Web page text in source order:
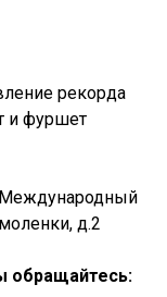
рекорда
и фуршет
д.2
обращайтесь: